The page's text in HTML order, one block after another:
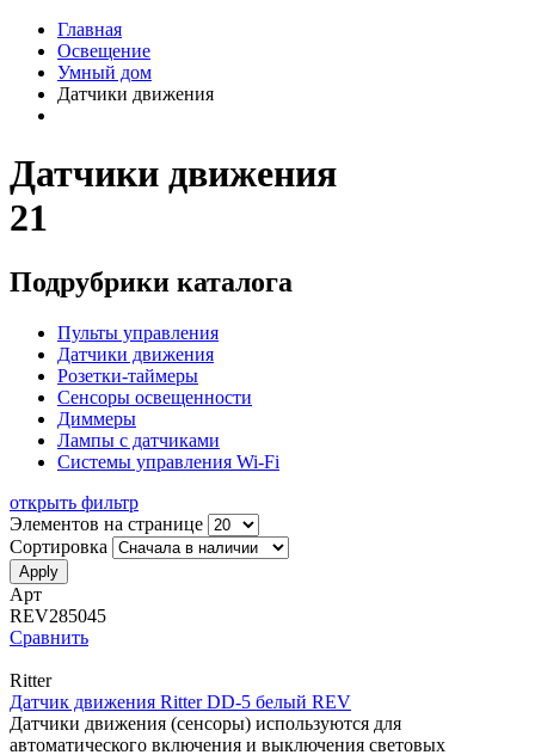
Главная
Освещение
Умный дом
Датчики движения
Датчики движения
21
Подрубрики каталога
Пульты управления
Датчики движения
Розетки-таймеры
Сенсоры освещенности
Диммеры
Лампы с датчиками
Системы управления Wi-Fi
открыть фильтр
Элементов на странице
Сортировка
Арт
REV285045
Сравнить
Ritter
Датчик движения Ritter DD-5 белый REV
Датчики движения (сенсоры) используются для
автоматического включения и выключения световых